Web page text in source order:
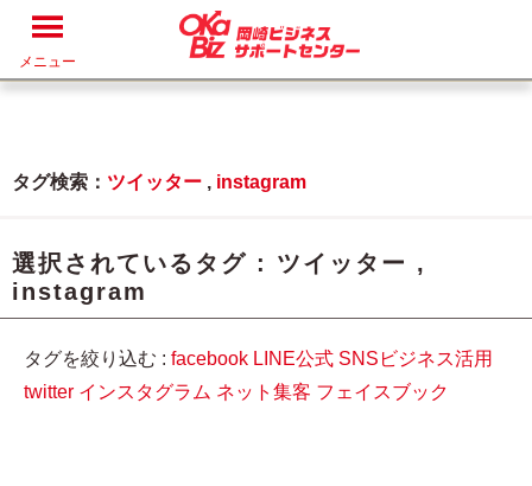
メニュー
タグ検索： ツイッター , instagram
選択されているタグ : ツイッター ,
instagram
タグを絞り込む : facebook LINE公式 SNSビジネス活用
twitter インスタグラム ネット集客 フェイスブック